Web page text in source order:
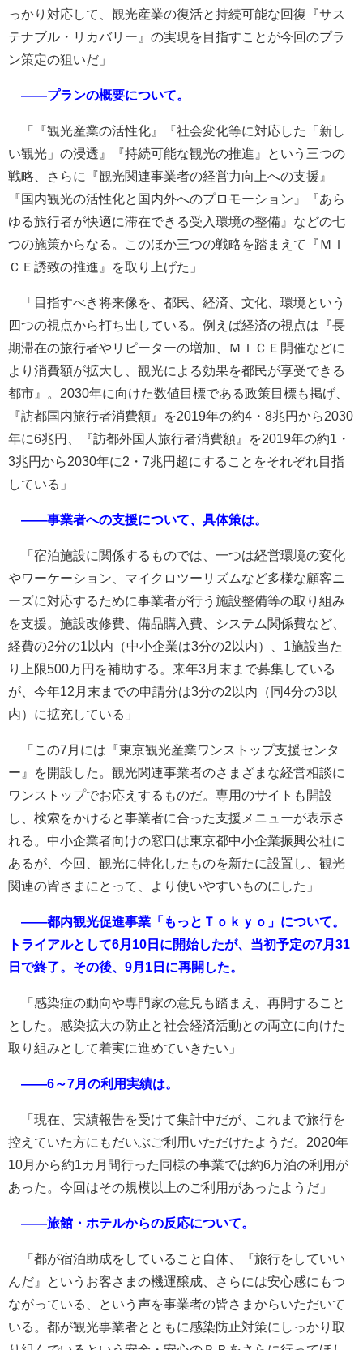
っかり対応して、観光産業の復活と持続可能な回復『サス
テナブル・リカバリー』の実現を目指すことが今回のプラ
ン策定の狙いだ」
――プランの概要について。
「『観光産業の活性化』『社会変化等に対応した「新し
い観光」の浸透』『持続可能な観光の推進』という三つの
戦略、さらに『観光関連事業者の経営力向上への支援』
『国内観光の活性化と国内外へのプロモーション』『あら
ゆる旅行者が快適に滞在できる受入環境の整備』などの七
つの施策からなる。このほか三つの戦略を踏まえて『ＭＩ
ＣＥ誘致の推進』を取り上げた」
「目指すべき将来像を、都民、経済、文化、環境という
四つの視点から打ち出している。例えば経済の視点は『長
期滞在の旅行者やリピーターの増加、ＭＩＣＥ開催などに
より消費額が拡大し、観光による効果を都民が享受できる
都市』。2030年に向けた数値目標である政策目標も掲げ、
『訪都国内旅行者消費額』を2019年の約4・8兆円から2030
年に6兆円、『訪都外国人旅行者消費額』を2019年の約1・
3兆円から2030年に2・7兆円超にすることをそれぞれ目指
している」
――事業者への支援について、具体策は。
「宿泊施設に関係するものでは、一つは経営環境の変化
やワーケーション、マイクロツーリズムなど多様な顧客ニ
ーズに対応するために事業者が行う施設整備等の取り組み
を支援。施設改修費、備品購入費、システム関係費など、
経費の2分の1以内（中小企業は3分の2以内）、1施設当た
り上限500万円を補助する。来年3月末まで募集している
が、今年12月末までの申請分は3分の2以内（同4分の3以
内）に拡充している」
「この7月には『東京観光産業ワンストップ支援センタ
ー』を開設した。観光関連事業者のさまざまな経営相談に
ワンストップでお応えするものだ。専用のサイトも開設
し、検索をかけると事業者に合った支援メニューが表示さ
れる。中小企業者向けの窓口は東京都中小企業振興公社に
あるが、今回、観光に特化したものを新たに設置し、観光
関連の皆さまにとって、より使いやすいものにした」
――都内観光促進事業「もっとＴｏｋｙｏ」について。
トライアルとして6月10日に開始したが、当初予定の7月31
日で終了。その後、9月1日に再開した。
「感染症の動向や専門家の意見も踏まえ、再開すること
とした。感染拡大の防止と社会経済活動との両立に向けた
取り組みとして着実に進めていきたい」
――6～7月の利用実績は。
「現在、実績報告を受けて集計中だが、これまで旅行を
控えていた方にもだいぶご利用いただけたようだ。2020年
10月から約1カ月間行った同様の事業では約6万泊の利用が
あった。今回はその規模以上のご利用があったようだ」
――旅館・ホテルからの反応について。
「都が宿泊助成をしていること自体、『旅行をしていい
んだ』というお客さまの機運醸成、さらには安心感にもつ
ながっている、という声を事業者の皆さまからいただいて
いる。都が観光事業者とともに感染防止対策にしっかり取